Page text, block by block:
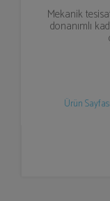
Mekanik
donanımlı
Ürün